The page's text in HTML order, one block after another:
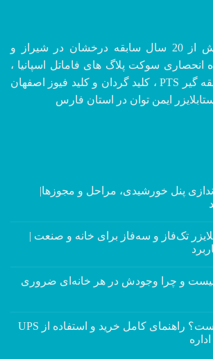
الکترو دماوند با بیش از 20 سال سابقه درخشان در شیراز و
انحصاری سوکت پلاگ های فاماتل اسپانیا ،
تجهیزات ارت وصاعقه گیر PTS ، کلید گردان و کلید فیوز اصفهان
ایمن توان در استان فارس
پنل خورشیدی، مراحل و مجوزها|
تک‌فاز و سه‌فاز برای خانه و صنعت |
چیست و چرا وجودش در هر خانه‌ای ضروری
یوپی‌اس چیست؟ راهنمای کامل خرید و استفاده از UPS